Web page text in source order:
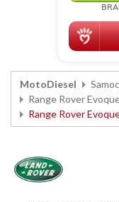
MotoDiesel
Range Rover
Range Rover